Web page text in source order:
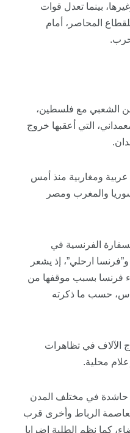
بينما تعدل قوات
المحاصر، أمام
الشعبي مع فلسطين،
التي أعقبها خروج
ومغاربية منذ أمس
والمغرب ومصر
الفرنسية في
ارحلي”، إذ يشعر
فرنسا بسبب موقفها من
حسب ما ذكرته
في تظاهرات
محلية.
في مختلف المدن
الرباط وأخرى قرب
كما نظم الطلبة إضرابا